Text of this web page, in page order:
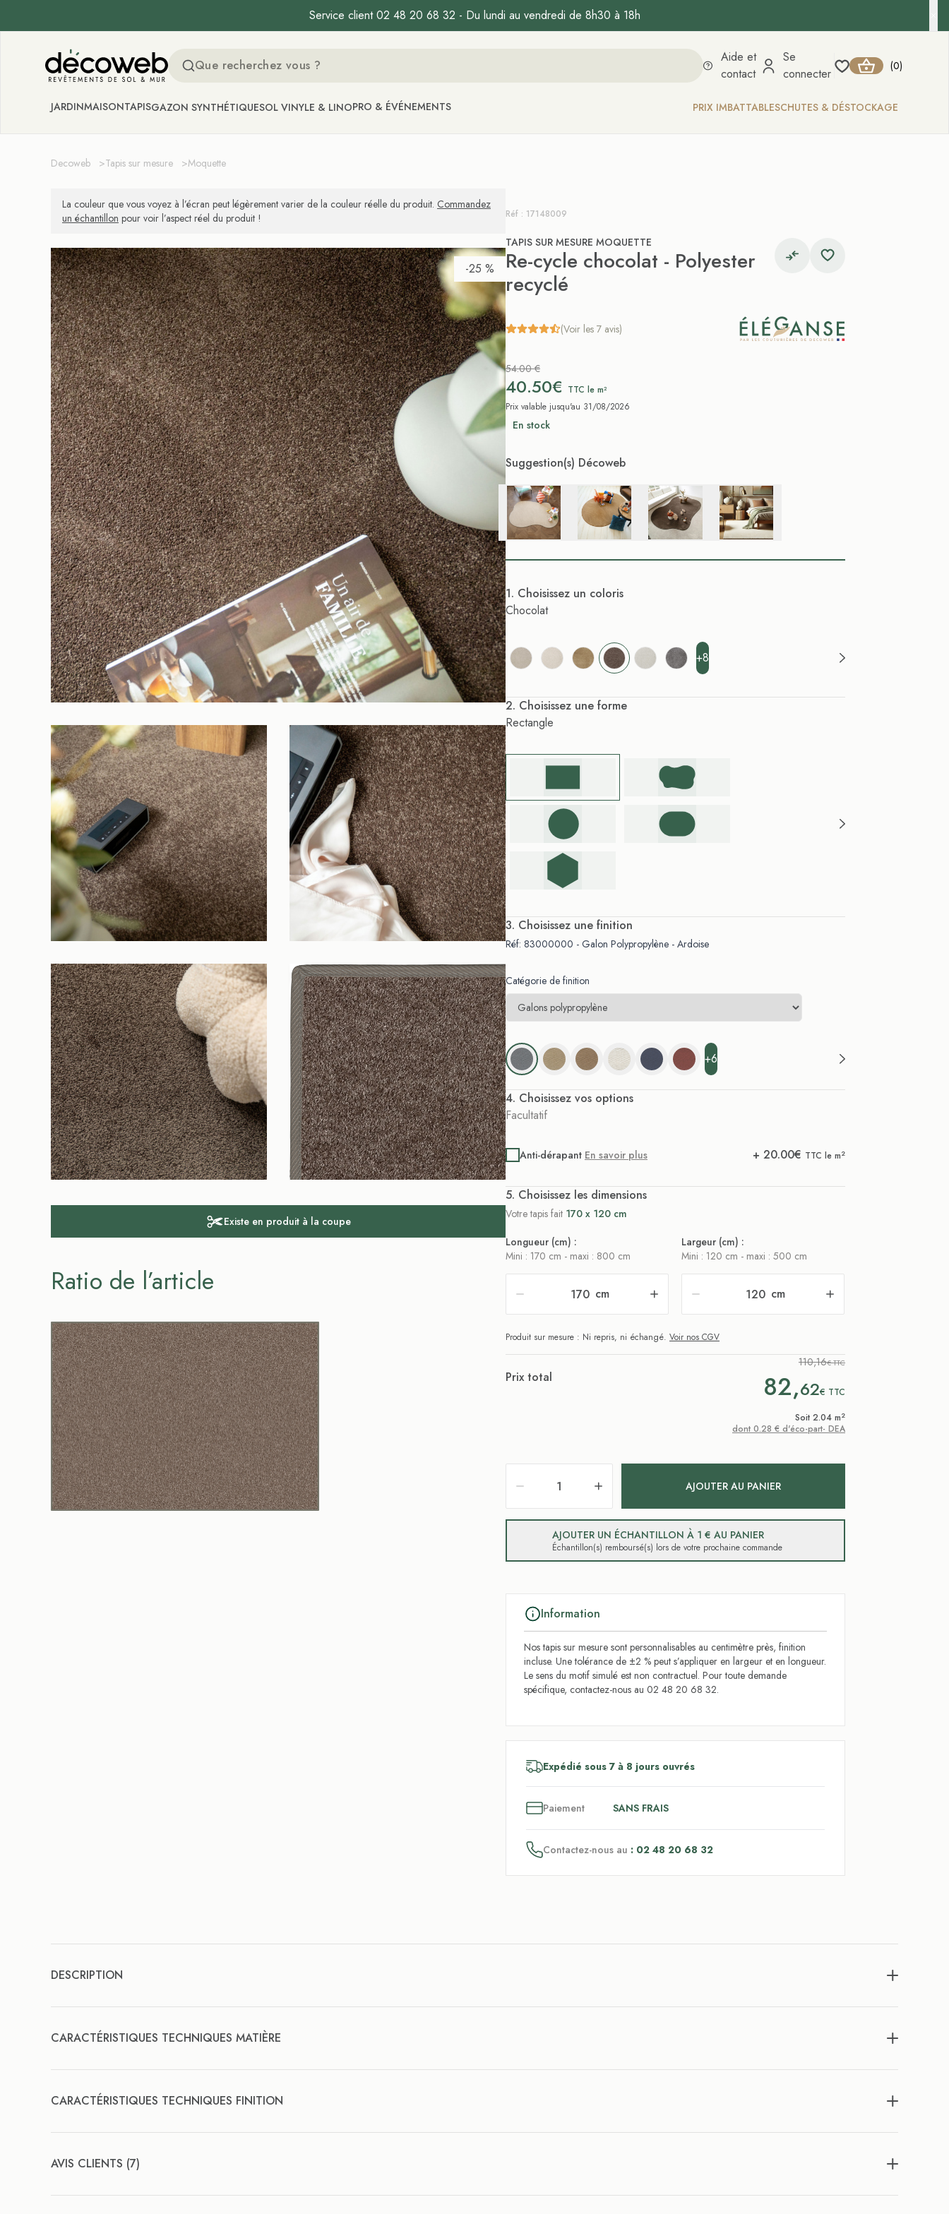
Service client 02 48 20 68 32 - Du lundi au vendredi de 8h30 à 18h
Decoweb
Aide et
contact
Se
connecter
(0)
JARDINMAISONTAPISGAZON SYNTHÉTIQUESOL VINYLE & LINOPRO & ÉVÉNEMENTS PRIX IMBATTABLESCHUTES & DÉSTOCKAGE
Decoweb >Tapis sur mesure >Moquette
La couleur que vous voyez à l’écran peut légèrement varier de la couleur réelle du produit. Commandez
un échantillon pour voir l’aspect réel du produit !
-25 %
Existe en produit à la coupe
Ratio de l’article
Réf : 17148009
TAPIS SUR MESURE MOQUETTE
Re-cycle chocolat - Polyester
recyclé
(Voir les 7 avis)
54.00 €
40.50€ TTC le m²
Prix valable jusqu'au 31/08/2026
En stock
Suggestion(s) Décoweb
. Choisissez un coloris
Chocolat
+8
. Choisissez une forme
Rectangle
. Choisissez une finition
Réf: 83000000 - Galon Polypropylène - Ardoise
Catégorie de finition
+6
. Choisissez vos options
Facultatif
Anti-dérapant En savoir plus + 20.00€ TTC le m2
. Choisissez les dimensions
Votre tapis fait 170 x 120 cm
Longueur (cm) :
Mini : 170 cm - maxi : 800 cm
cm
Largeur (cm) :
Mini : 120 cm - maxi : 500 cm
cm
Produit sur mesure : Ni repris, ni échangé. Voir nos CGV
Prix total
110,16€ TTC
82,62€ TTC
Soit 2.04 m2
dont 0.28 € d'éco-part- DEA
AJOUTER AU PANIER
AJOUTER UN ÉCHANTILLON À 1 € AU PANIER
Échantillon(s) remboursé(s) lors de votre prochaine commande
Information
Nos tapis sur mesure sont personnalisables au centimètre près, finition
incluse. Une tolérance de ±2 % peut s’appliquer en largeur et en longueur.
Le sens du motif simulé est non contractuel. Pour toute demande
spécifique, contactez-nous au 02 48 20 68 32.
Expédié sous 7 à 8 jours ouvrés
Paiement SANS FRAIS
Contactez-nous au : 02 48 20 68 32
DESCRIPTION
CARACTÉRISTIQUES TECHNIQUES MATIÈRE
CARACTÉRISTIQUES TECHNIQUES FINITION
AVIS CLIENTS (7)